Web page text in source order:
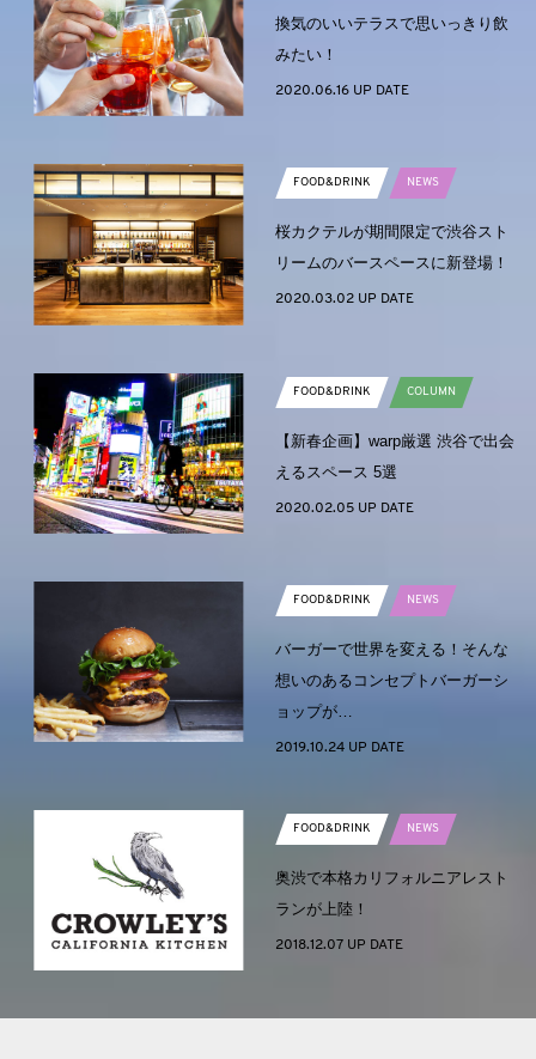
換気のいいテラスで思いっきり飲
みたい！
2020.06.16 UP DATE
FOOD&DRINK NEWS
桜カクテルが期間限定で渋谷スト
リームのバースペースに新登場！
2020.03.02 UP DATE
FOOD&DRINK COLUMN
【新春企画】warp厳選 渋谷で出会
えるスペース 5選
2020.02.05 UP DATE
FOOD&DRINK NEWS
バーガーで世界を変える！そんな
想いのあるコンセプトバーガーシ
ョップが…
2019.10.24 UP DATE
FOOD&DRINK NEWS
奥渋で本格カリフォルニアレスト
ランが上陸！
2018.12.07 UP DATE